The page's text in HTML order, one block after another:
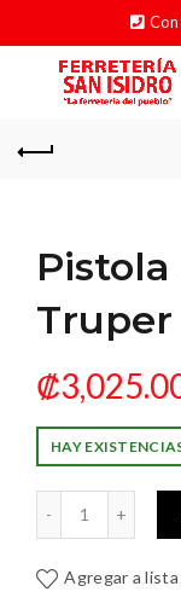
Truper
₡
HAY
Truper 19023
Agregar a